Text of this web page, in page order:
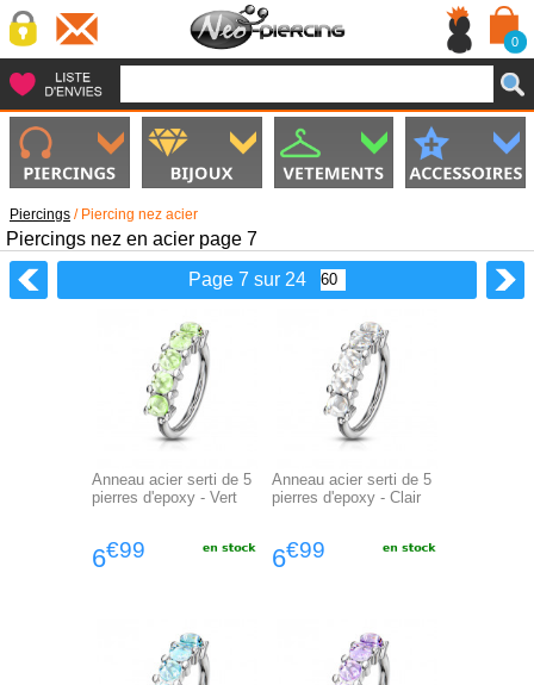
0
Piercings / Piercing nez acier
Piercings nez en acier page 7
Page 7 sur 24
Anneau acier serti de 5
pierres d'epoxy - Vert
6€99
Anneau acier serti de 5
pierres d'epoxy - Clair
6€99